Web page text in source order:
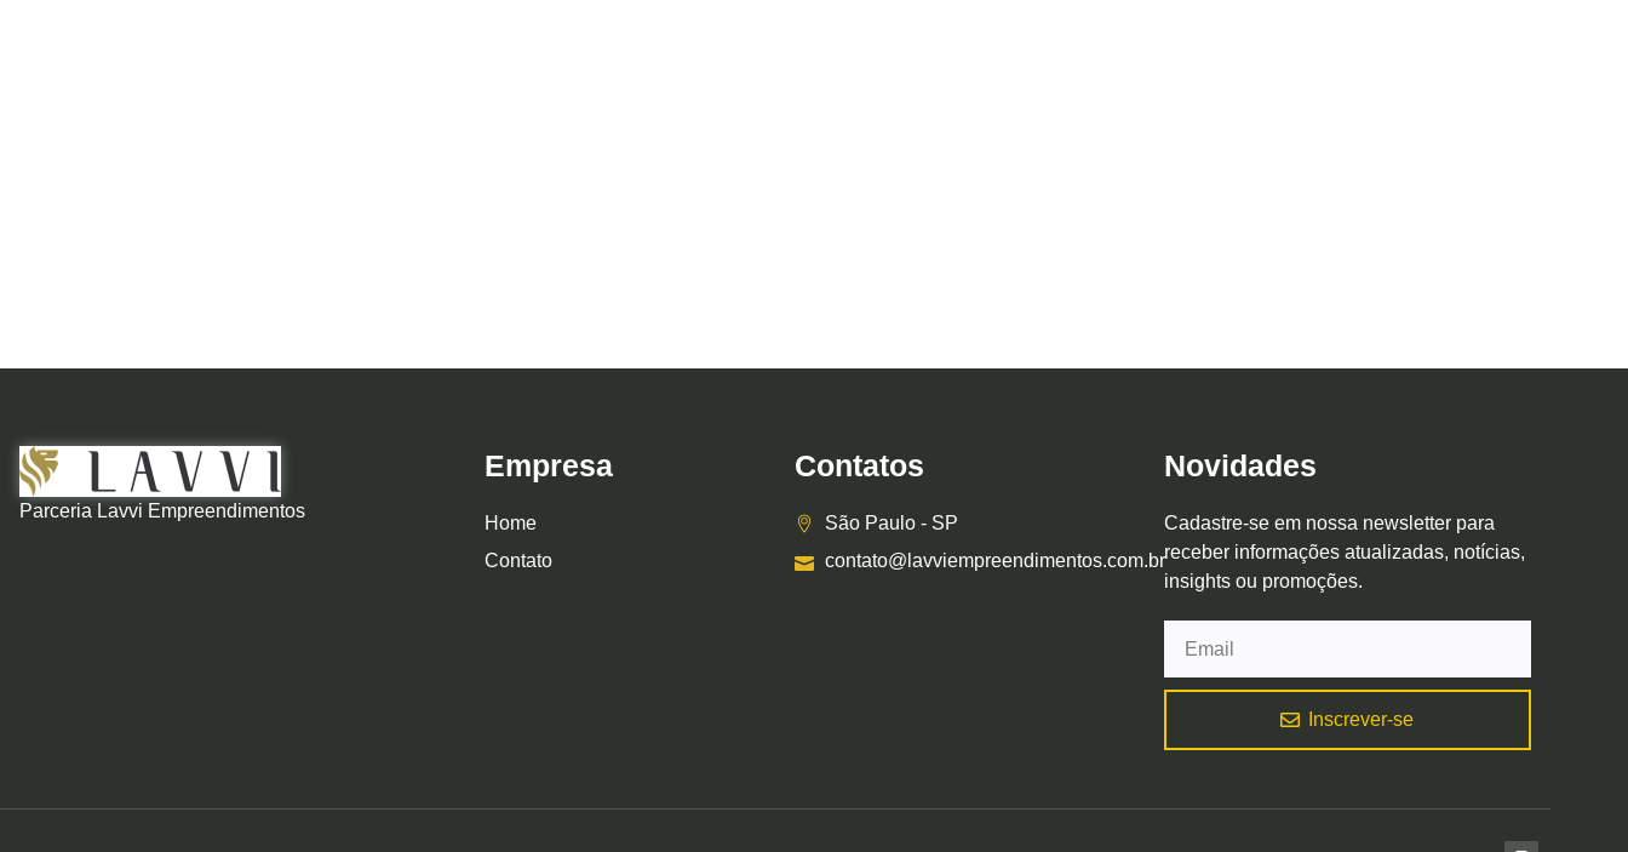
Parceria Lavvi Empreendimentos
Empresa
Home
Contato
Contatos
São Paulo - SP
contato@lavviempreendimentos.com.br
Novidades
Cadastre-se em nossa newsletter para
receber informações atualizadas, notícias,
insights ou promoções.
Inscrever-se